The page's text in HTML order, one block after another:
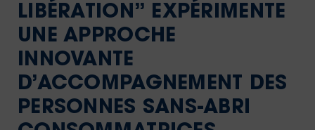
LIBÉRATION” EXPÉRIMENTE
UNE APPROCHE
INNOVANTE
D’ACCOMPAGNEMENT DES
PERSONNES SANS-ABRI